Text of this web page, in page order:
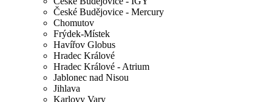
České Budějovice - Mercury
Chomutov
Frýdek-Místek
Havířov Globus
Hradec Králové
Hradec Králové - Atrium
Jablonec nad Nisou
Jihlava
Karlovy Vary